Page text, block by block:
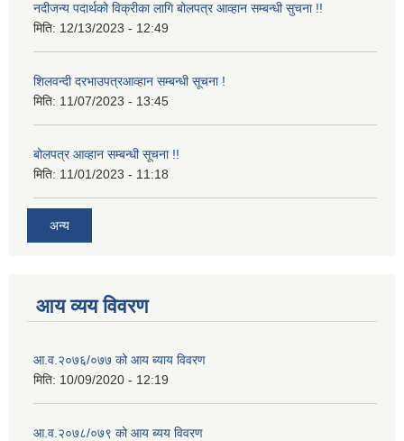
नदीजन्य पदार्थको विक्रीका लागि बोलपत्र आव्हान सम्बन्धी सुचना !!
मिति: 12/13/2023 - 12:49
शिलवन्दी दरभाउपत्रआव्हान सम्बन्धी सूचना !
मिति: 11/07/2023 - 13:45
बोलपत्र आव्हान सम्बन्धी सूचना !!
मिति: 11/01/2023 - 11:18
अन्य
आय व्यय विवरण
आ.व.२०७६/०७७ को आय ब्याय विवरण
मिति: 10/09/2020 - 12:19
आ.व.२०७८/०७९ को आय ब्यय विवरण